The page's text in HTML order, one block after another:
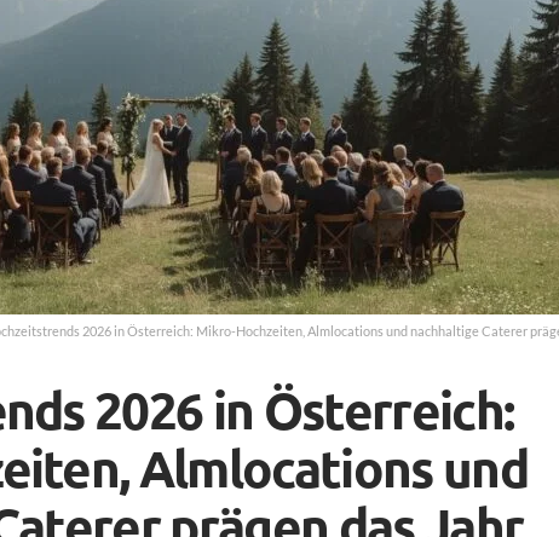
2026 in Österreich: Mikro-Hochzeiten, Almlocations und nachhaltige Caterer
2026 in Österreich:
Almlocations und